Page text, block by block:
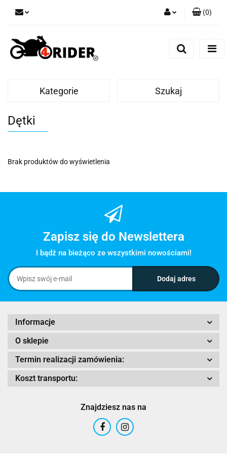
(0)
Kategorie Szukaj
Dętki
Brak produktów do wyświetlenia
Zapisz się do Newslettera
I bądź na bieżąco ze wszystkimi nowościami!
Informacje
O sklepie
Termin realizacji zamówienia:
Koszt transportu:
Znajdziesz nas na